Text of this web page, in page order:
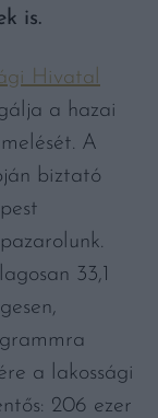
is.
Hivatal
a hazai
A
biztató
33,1
a lakossági
206 ezer